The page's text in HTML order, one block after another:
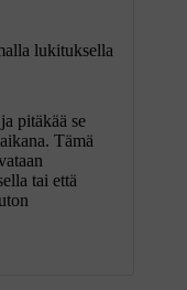
lukituksella
pitäkää se
Tämä
tai että